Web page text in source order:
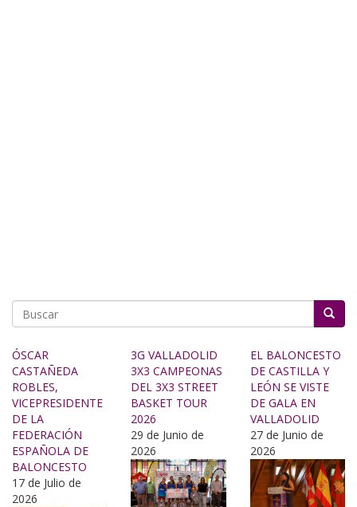
ÓSCAR
CASTAÑEDA
ROBLES,
VICEPRESIDENTE
DE LA
FEDERACIÓN
ESPAÑOLA DE
BALONCESTO
17 de Julio de
2026
3G VALLADOLID
3X3 CAMPEONAS
DEL 3X3 STREET
BASKET TOUR
2026
29 de Junio de
2026
EL BALONCESTO
DE CASTILLA Y
LEÓN SE VISTE
DE GALA EN
VALLADOLID
27 de Junio de
2026